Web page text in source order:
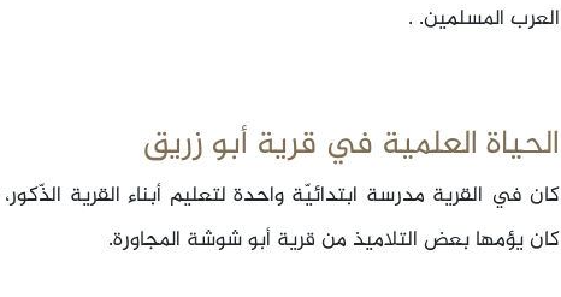
العرب المسلمين. .
الحياة العلمية في قرية أبو زريق
كان في القرية مدرسة ابتدائيّة واحدة لتعليم أبناء القرية
كان يؤمها بعض التلاميذ من قرية أبو شوشة المجاورة.